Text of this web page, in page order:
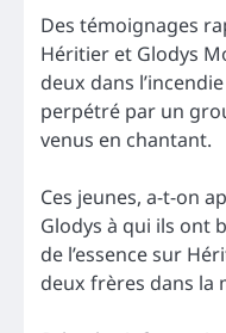
Des témoignages
Héritier et Glodys
deux dans
perpétré par un
venus en chantant.
Ces jeunes, a-t-on
Glodys à qui ils ont
de l’essence sur
deux frères dans la